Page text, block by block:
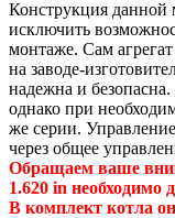
Конструкция данной
исключить
монтаже. Сам
на заводе-
надежна и
однако при
же серии.
через общее
Обращаем ваше
1.620 in необходимо
В комплект котла